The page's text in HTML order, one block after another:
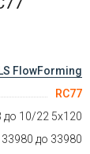
LS FlowForming
RC77
до 10/22 5x120
33980 до 33980